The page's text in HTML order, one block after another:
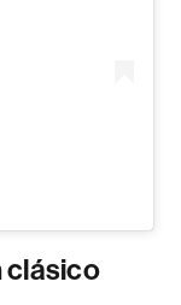
clásico